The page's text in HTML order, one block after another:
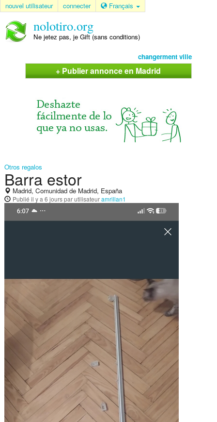
nouvel utilisateur connecter Français
nolotiro.org
Ne jetez pas, je Gift (sans conditions)
changerment ville
+ Publier annonce en Madrid
Otros regalos
Barra estor
Madrid, Comunidad de Madrid, España
Publié il y a 6 jourspar utilisateuramrillan1